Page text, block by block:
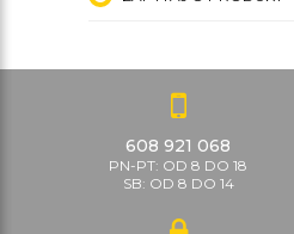
608 921 068
PN-PT: OD 8 DO 18
SB: OD 8 DO 14